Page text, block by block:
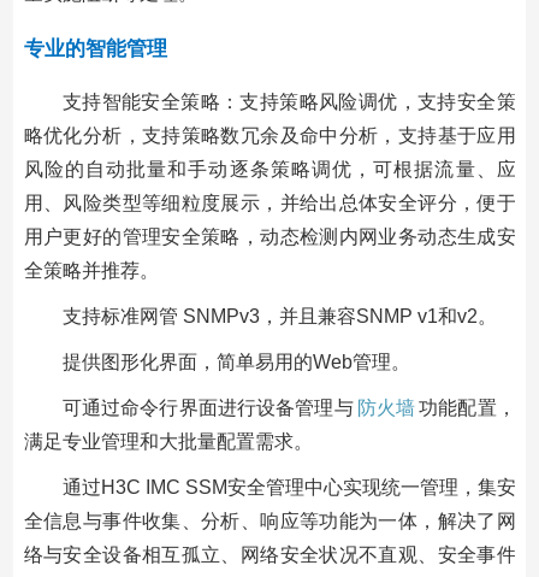
专业的智能管理
支持智能安全策略：支持策略风险调优，支持安全策
略优化分析，支持策略数冗余及命中分析，支持基于应用
风险的自动批量和手动逐条策略调优，可根据流量、应
用、风险类型等细粒度展示，并给出总体安全评分，便于
用户更好的管理安全策略，动态检测内网业务动态生成安
全策略并推荐。
支持标准网管 SNMPv3，并且兼容SNMP v1和v2。
提供图形化界面，简单易用的Web管理。
可通过命令行界面进行设备管理与 防火墙功能配置，
满足专业管理和大批量配置需求。
通过H3C IMC SSM安全管理中心实现统一管理，集安
全信息与事件收集、分析、响应等功能为一体，解决了网
络与安全设备相互孤立、网络安全状况不直观、安全事件